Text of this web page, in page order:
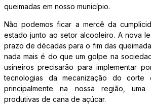
queimadas em nosso município.
Não podemos ficar a mercê da
estado junto ao setor alcooleiro. A nova
prazo de décadas para o fim das
nada mais é do que um golpe na
usineiros precisarão para implementar
tecnologias da mecanização do
principalmente na nossa região, uma
produtivas de cana de açúcar.